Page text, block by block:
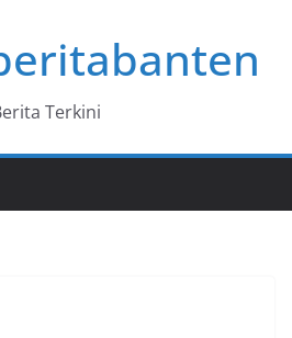
Terkini